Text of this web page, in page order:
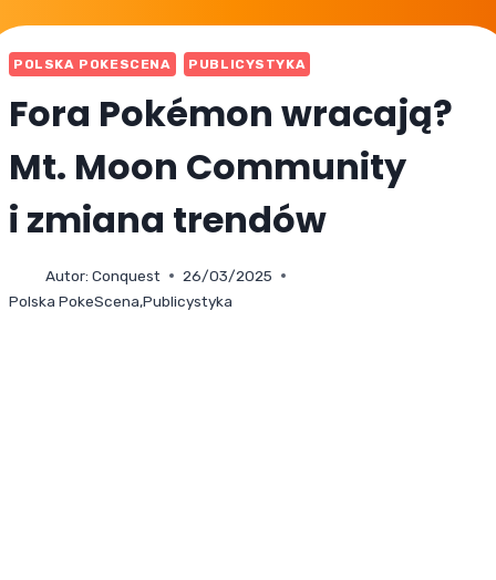
POLSKA POKESCENA PUBLICYSTYKA
Fora Pokémon wracają?
Mt. Moon Community
i zmiana trendów
Autor: Conquest
26/03/2025
Polska PokeScena,Publicystyka